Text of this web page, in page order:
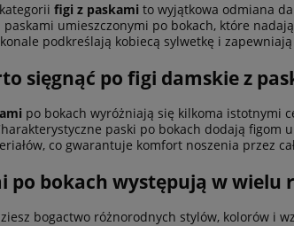
figi z paskami to wyjątkowa odmiana
umieszczonymi po bokach, które
podkreślają kobiecą sylwetkę i
sięgnąć po figi damskie z
po bokach wyróżniają się kilkoma istotnymi
paski po bokach dodają figom
co gwarantuje komfort noszenia przez
po bokach występują w
bogactwo różnorodnych stylów, kolorów i